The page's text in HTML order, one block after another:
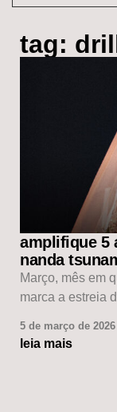
tag:
amplifique 5
nanda
Março, mês em
marca a estreia
5 de março de 2026
leia mais